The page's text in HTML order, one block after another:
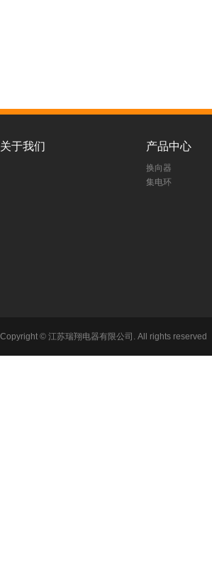
关于我们 产品中心
换向器
集电环
Copyright © 江苏瑞翔电器有限公司. All rights reserved